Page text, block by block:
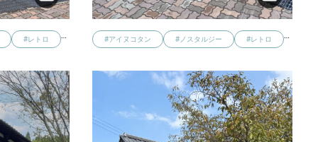
#レトロ #アイヌコタン #ノスタルジー #レトロ